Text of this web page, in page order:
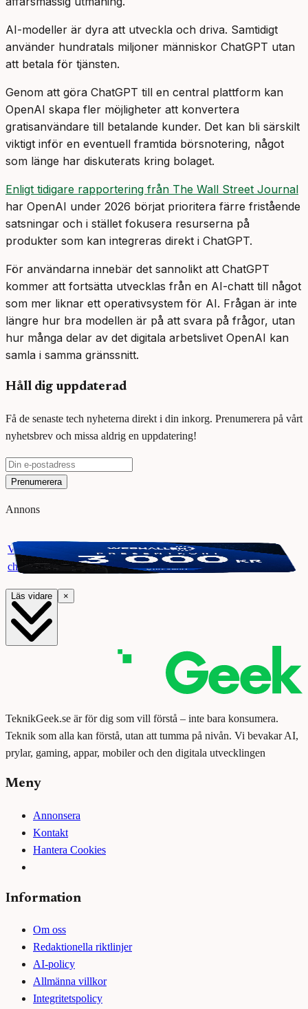
AI-modeller är dyra att utveckla och driva. Samtidigt
använder hundratals miljoner människor ChatGPT utan
att betala för tjänsten.
Genom att göra ChatGPT till en central plattform kan
OpenAI skapa fler möjligheter att konvertera
gratisanvändare till betalande kunder. Det kan bli särskilt
viktigt inför en eventuell framtida börsnotering, något
som länge har diskuterats kring bolaget.
Enligt tidigare rapportering från The Wall Street Journal
har OpenAI under 2026 börjat prioritera färre fristående
satsningar och i stället fokusera resurserna på
produkter som kan integreras direkt i ChatGPT.
För användarna innebär det sannolikt att ChatGPT
kommer att fortsätta utvecklas från en AI-chatt till något
som mer liknar ett operativsystem för AI. Frågan är inte
längre hur bra modellen är på att svara på frågor, utan
hur många delar av det digitala arbetslivet OpenAI kan
samla i samma gränssnitt.
Håll dig uppdaterad
Få de senaste tech nyheterna direkt i din inkorg. Prenumerera på vårt
nyhetsbrev och missa aldrig en uppdatering!
Prenumerera
Annons
Vinn ett presentkort på Webhallen. Delta i vår giveaway för
chansen att vinna 3000 kr.
Läs vidare ×
TeknikGeek.se är för dig som vill förstå – inte bara konsumera.
Teknik som alla kan förstå, utan att tumma på nivån. Vi bevakar AI,
prylar, gaming, appar, mobiler och den digitala utvecklingen
Meny
Annonsera
Kontakt
Hantera Cookies
Information
Om oss
Redaktionella riktlinjer
AI-policy
Allmänna villkor
Integritetspolicy